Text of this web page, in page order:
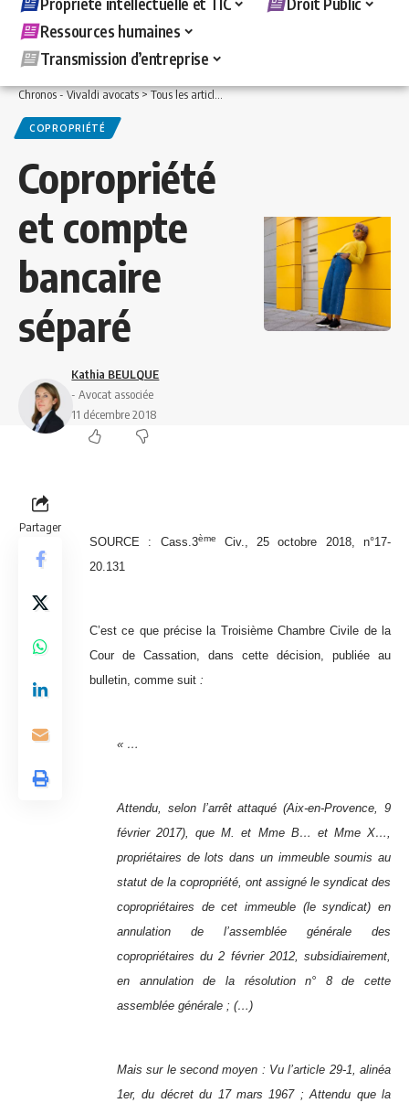
Ressources humaines
Transmission d’entreprise
Chronos - Vivaldi avocats>Tous les articles >Immobilier>Copropriété>
COPROPRIÉTÉ
Copropriété
et compte
bancaire
séparé
Kathia BEULQUE
- Avocat associée
11 décembre 2018
Partager
SOURCE : Cass.3ème
Civ., 25 octobre 2018, n°17-
20.131
C’est ce que précise la Troisième Chambre Civile de la
Cour de Cassation, dans cette décision, publiée au
bulletin, comme suit :
« …
Attendu, selon l’arrêt attaqué (Aix-en-Provence, 9
février 2017), que M. et Mme B… et Mme X…,
propriétaires de lots dans un immeuble soumis au
statut de la copropriété, ont assigné le syndicat des
copropriétaires de cet immeuble (le syndicat) en
annulation de l’assemblée générale des
copropriétaires du 2 février 2012, subsidiairement,
en annulation de la résolution n° 8 de cette
assemblée générale ; (…)
Mais sur le second moyen : Vu l’article 29-1, alinéa
1er, du décret du 17 mars 1967 ; Attendu que la